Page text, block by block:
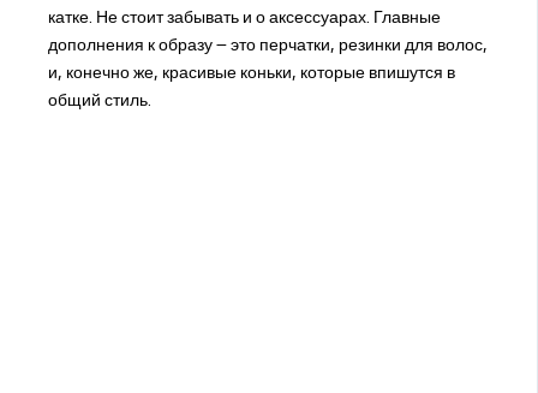
катке. Не стоит забывать и о аксессуарах. Главные
дополнения к образу – это перчатки, резинки для волос,
и, конечно же, красивые коньки, которые впишутся в
общий стиль.